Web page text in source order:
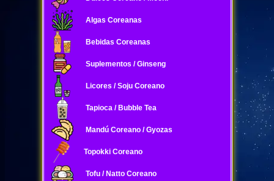
Algas Coreanas
Bebidas Coreanas
Suplementos / Ginseng
Licores / Soju Coreano
Tapioca / Bubble Tea
Mandú Coreano / Gyozas
Topokki Coreano
Tofu / Natto Coreano